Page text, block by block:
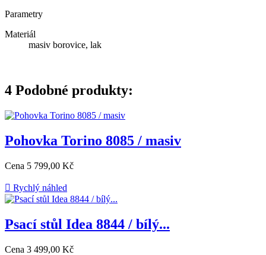
Parametry
Materiál
masiv borovice, lak
4 Podobné produkty:
Pohovka Torino 8085 / masiv
Cena 5 799,00 Kč
 Rychlý náhled
Psací stůl Idea 8844 / bílý...
Cena 3 499,00 Kč